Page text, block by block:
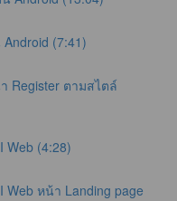
(7:41)
Register ตามสไตล์
Web (4:28)
Web หน้า Landing page